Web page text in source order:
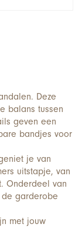
Deze
balans tussen
geven een
bandjes voor
je van
uitstapje, van
Onderdeel van
de garderobe
met jouw